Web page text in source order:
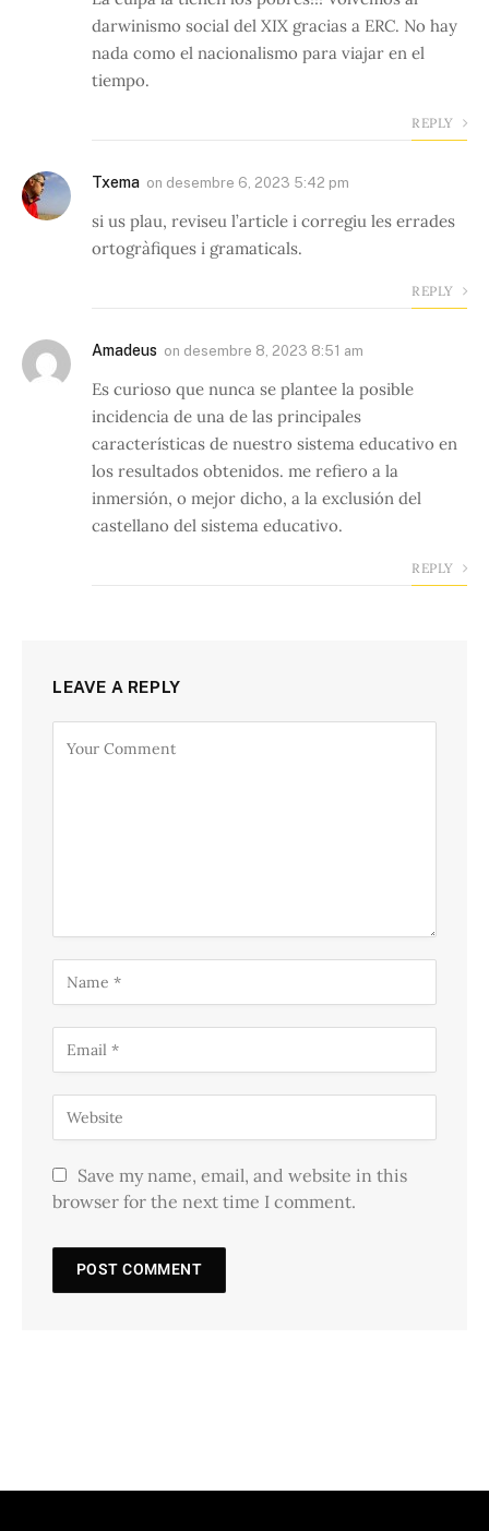
darwinismo social del XIX gracias a ERC. No hay
nada como el nacionalismo para viajar en el
tiempo.
REPLY
Txema on desembre 6, 2023 5:42 pm
si us plau, reviseu l’article i corregiu les errades
ortogràfiques i gramaticals.
REPLY
Amadeus on desembre 8, 2023 8:51 am
Es curioso que nunca se plantee la posible
incidencia de una de las principales
características de nuestro sistema educativo en
los resultados obtenidos. me refiero a la
inmersión, o mejor dicho, a la exclusión del
castellano del sistema educativo.
REPLY
LEAVE A REPLY
Save my name, email, and website in this
browser for the next time I comment.